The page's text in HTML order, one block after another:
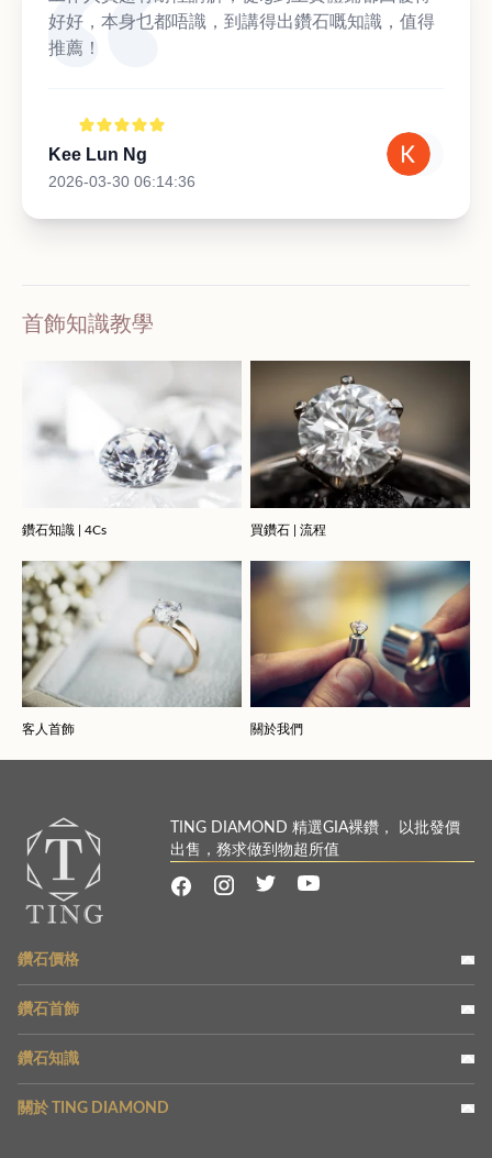
好好，本身乜都唔識，到講得出鑽石嘅知識，值得
推薦！
Kee Lun Ng
2026-03-30 06:14:36
首飾知識教學
鑽石知識 | 4Cs 買鑽石 | 流程
客人首飾 關於我們
TING DIAMOND 精選GIA裸鑽， 以批發價
出售，務求做到物超所值
鑽石價格
鑽石首飾
鑽石知識
關於 TING DIAMOND